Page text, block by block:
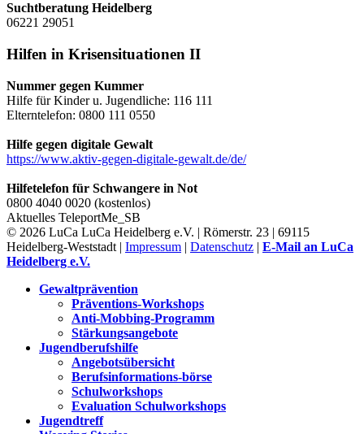
Suchtberatung Heidelberg
06221 29051
Hilfen in Krisensituationen II
Nummer gegen Kummer
Hilfe für Kinder u. Jugendliche: 116 111
Elterntelefon: 0800 111 0550
Hilfe gegen digitale Gewalt
https://www.aktiv-gegen-digitale-gewalt.de/de/
Hilfetelefon für Schwangere in Not
0800 4040 0020 (kostenlos)
Aktuelles TeleportMe_SB
© 2026 LuCa LuCa Heidelberg e.V. | Römerstr. 23 | 69115
Heidelberg-Weststadt | Impressum | Datenschutz | E-Mail an LuCa
Heidelberg e.V.
Gewaltprävention
Präventions-Workshops
Anti-Mobbing-Programm
Stärkungsangebote
Jugendberufshilfe
Angebotsübersicht
Berufsinformations-börse
Schulworkshops
Evaluation Schulworkshops
Jugendtreff